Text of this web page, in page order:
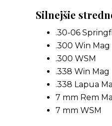
Silnejšie
.30-06
.300 Win Mag
.300 WSM
.338 Win Mag
.338 Lapua
7 mm Rem
7 mm WSM